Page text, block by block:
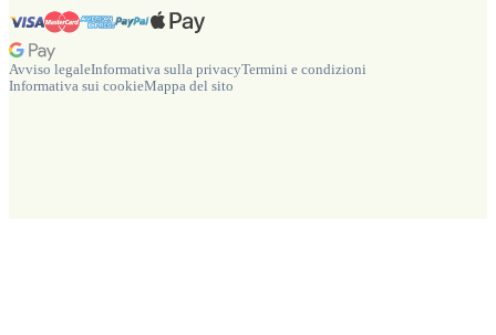
Avviso legaleInformativa sulla privacyTermini e condizioni
Informativa sui cookieMappa del sito